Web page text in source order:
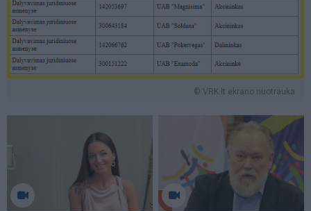
© VRK.lt ekrano nuotrauka.